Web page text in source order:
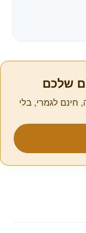
שלכם
חינם לגמרי, בלי